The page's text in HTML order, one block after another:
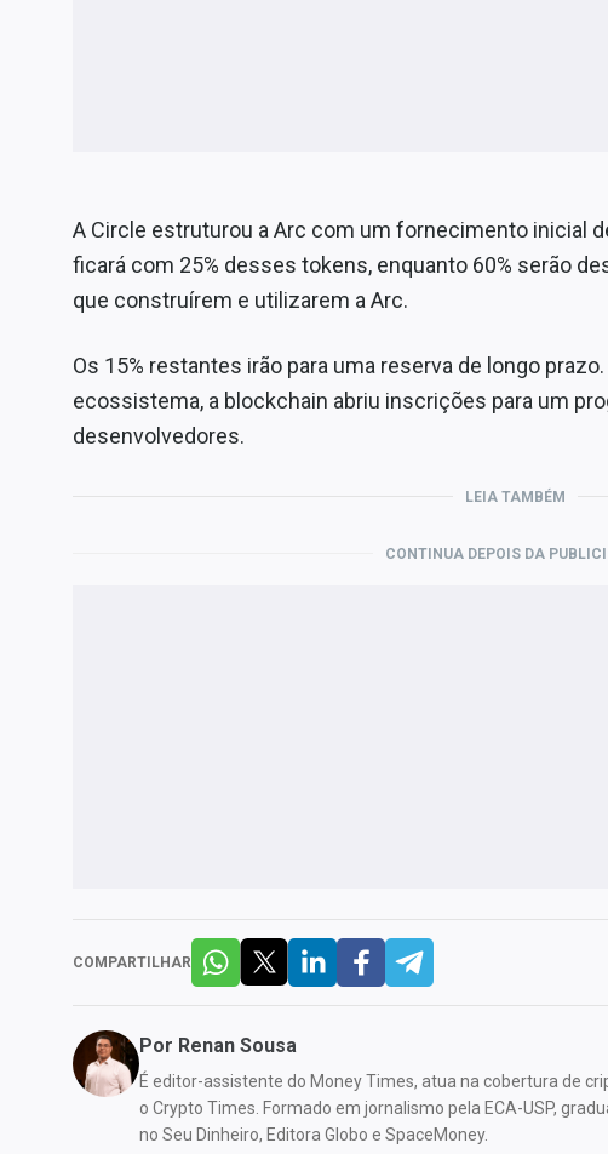
A Circle estruturou a Arc com um fornecimento inicial
ficará com 25% desses tokens, enquanto 60% serão
que construírem e utilizarem a Arc.
Os 15% restantes irão para uma reserva de longo
ecossistema, a blockchain abriu inscrições para um
desenvolvedores.
LEIA TAMBÉM
CONTINUA DEPOIS DA
COMPARTILHAR
Por Renan Sousa
É editor-assistente do Money Times, atua na cobertura de
o Crypto Times. Formado em jornalismo pela ECA-USP,
no Seu Dinheiro, Editora Globo e SpaceMoney.